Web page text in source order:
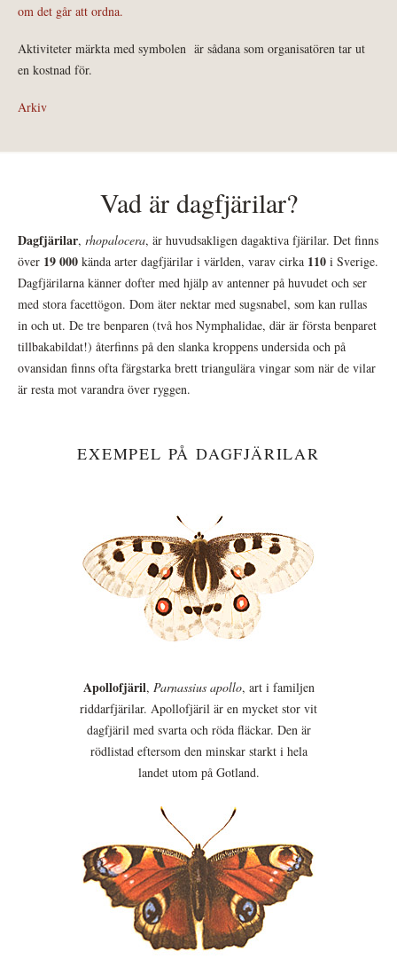
om det går att ordna.
Aktiviteter märkta med symbolen är sådana som organisatören tar ut
en kostnad för.
Arkiv
Vad är dagfjärilar?
Dagfjärilar, rhopalocera, är huvudsakligen dagaktiva fjärilar. Det finns
över 19 000 kända arter dagfjärilar i världen, varav cirka 110 i Sverige.
Dagfjärilarna känner dofter med hjälp av antenner på huvudet och ser
med stora facettögon. Dom äter nektar med sugsnabel, som kan rullas
in och ut. De tre benparen (två hos Nymphalidae, där är första benparet
tillbakabildat!) återfinns på den slanka kroppens undersida och på
ovansidan finns ofta färgstarka brett triangulära vingar som när de vilar
är resta mot varandra över ryggen.
EXEMPEL PÅ DAGFJÄRILAR
Apollofjäril, Parnassius apollo, art i familjen
riddarfjärilar. Apollofjäril är en mycket stor vit
dagfjäril med svarta och röda fläckar. Den är
rödlistad eftersom den minskar starkt i hela
landet utom på Gotland.